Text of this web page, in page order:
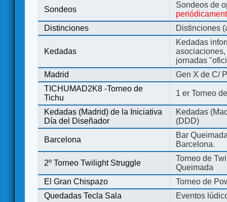
Sondeos
Sondeos de
Distinciones
Distinciones
Kedadas
Kedadas
jornadas
Madrid
Gen X de C/
TICHUMAD2K8 -Torneo de
Tichu
1 er Torneo
Kedadas (Madrid) de la Iniciativa
Día del Diseñador
Kedadas
(DDD)
Barcelona
Bar
Barcelona.
2º Torneo Twilight Struggle
Torneo de
Queimada
El Gran Chispazo
Torneo de
Quedadas Tecla Sala
Eventos